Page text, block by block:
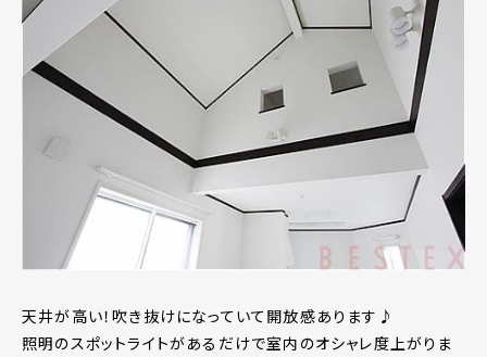
天井が高い！吹き抜けになっていて開放感あります♪
照明のスポットライトがあるだけで室内のオシャレ度上がりま